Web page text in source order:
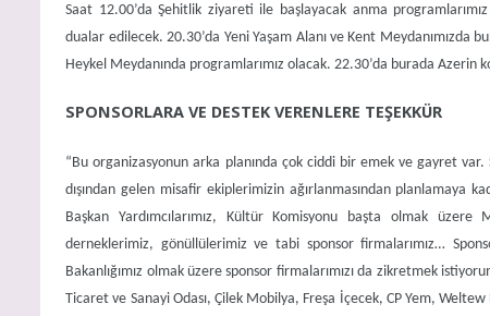
Saat 12.00’da Şehitlik ziyareti ile başlayacak anma
dualar edilecek. 20.30’da Yeni Yaşam Alanı ve Kent
Heykel Meydanında programlarımız olacak. 22.30’da burada Azerin
SPONSORLARA VE DESTEK VERENLERE TEŞEKKÜR
“Bu organizasyonun arka planında çok ciddi bir emek ve gayret
dışından gelen misafir ekiplerimizin ağırlanmasından planlamaya
Başkan Yardımcılarımız, Kültür Komisyonu başta olmak
derneklerimiz, gönüllülerimiz ve tabi sponsor firmalarımız…
Bakanlığımız olmak üzere sponsor firmalarımızı da zikretmek
Ticaret ve Sanayi Odası, Çilek Mobilya, Freşa İçecek, CP Yem,